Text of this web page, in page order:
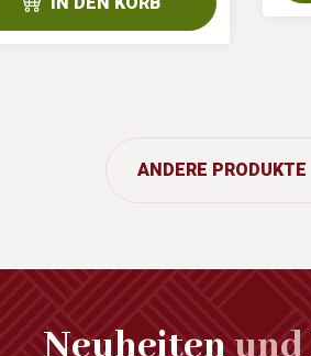
ANDERE PRODUKTE